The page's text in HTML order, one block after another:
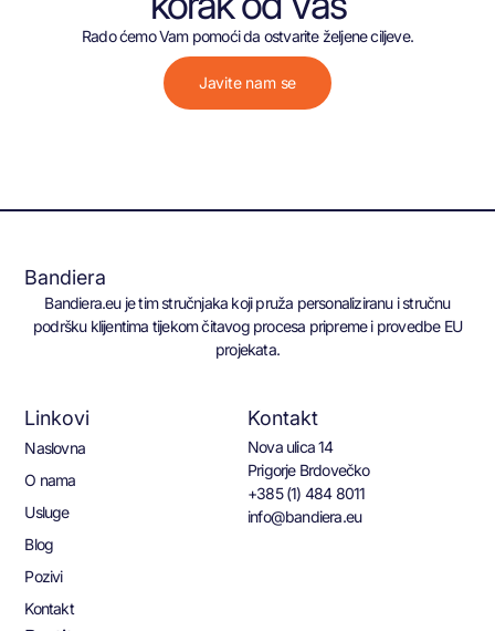
Rado ćemo Vam pomoći da ostvarite željene ciljeve.
Javite nam se
Bandiera
Bandiera.eu je tim stručnjaka koji pruža personaliziranu i stručnu
podršku klijentima tijekom čitavog procesa pripreme i provedbe EU
projekata.
Linkovi
Naslovna
O nama
Usluge
Blog
Pozivi
Kontakt
Kontakt
Nova ulica 14
Prigorje Brdovečko
+385 (1) 484 8011
info@bandiera.eu